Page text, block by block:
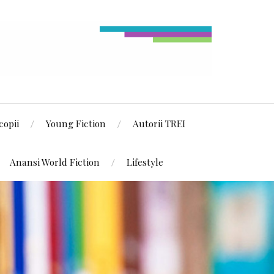
Young Fiction Autorii TREI
Anansi World Fiction Lifestyle